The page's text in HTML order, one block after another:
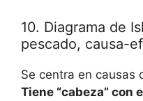
10. Diagrama de
pescado, causa-
Se centra en causas
Tiene “cabeza” con